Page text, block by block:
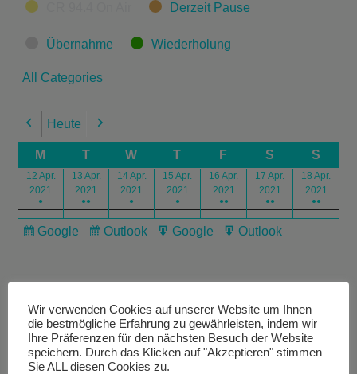
Derzeit Pause
Übernahme Wiederholung
All Categories
Previous
Heute Next
M T W T F S S
12 Apr.
2021
●
13 Apr.
2021
●●
14 Apr.
2021
●
15 Apr.
2021
●
16 Apr.
2021
●●
17 Apr.
2021
●●
18 Apr.
2021
●●
Subscribe
Google
Subscribe
Outlook
Export
Google
Export
Outlook
Livestream
Wir verwenden Cookies auf unserer Website um Ihnen
die bestmögliche Erfahrung zu gewährleisten, indem wir
Ihre Präferenzen für den nächsten Besuch der Website
speichern. Durch das Klicken auf "Akzeptieren" stimmen
Sie ALL diesen Cookies zu.